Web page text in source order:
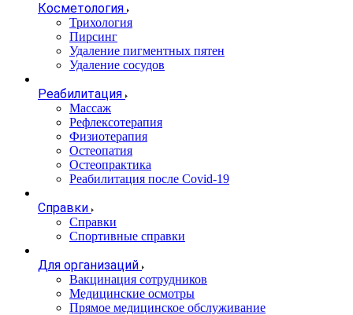
Косметология
Трихология
Пирсинг
Удаление пигментных пятен
Удаление сосудов
Реабилитация
Массаж
Рефлексотерапия
Физиотерапия
Остеопатия
Остеопрактика
Реабилитация после Covid-19
Справки
Справки
Спортивные справки
Для организаций
Вакцинация сотрудников
Медицинские осмотры
Прямое медицинское обслуживание